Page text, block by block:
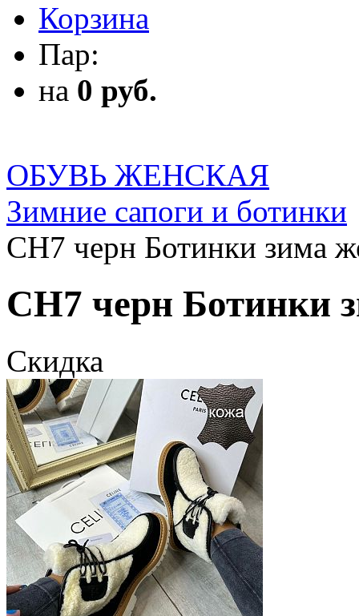
Корзина
Пар:
на 0 руб.
ОБУВЬ ЖЕНСКАЯ
Зимние сапоги и ботинки
CH7 черн Ботинки зима
CH7 черн Ботинки
Скидка